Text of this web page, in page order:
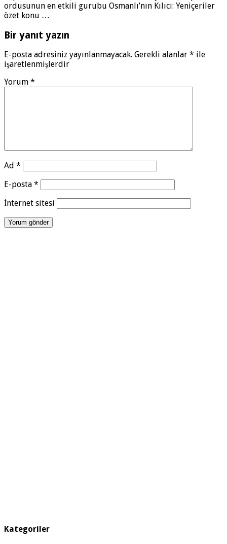
ordusunun en etkili gurubu Osmanlı’nın Kılıcı: Yeniçeriler
özet konu …
Bir yanıt yazın
E-posta adresiniz yayınlanmayacak. Gerekli alanlar * ile
işaretlenmişlerdir
Yorum *
Ad *
E-posta *
İnternet sitesi
Kategoriler